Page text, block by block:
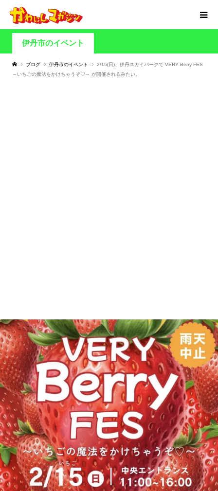
伊丹市のイベント
ブログ 伊丹市のイベント
2/15(日)、伊丹スカイパークで VERY Berry FES
～いちごの魔法をかけちゃうぞ♡～ が開催されるみたい。